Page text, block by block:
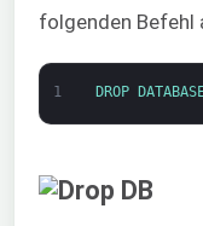
folgenden Befehl
1 DROP